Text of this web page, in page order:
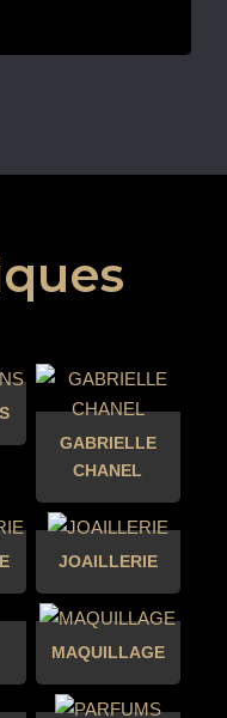
GABRIELLE
CHANEL
JOAILLERIE
MAQUILLAGE